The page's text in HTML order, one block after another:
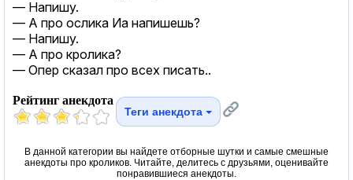
— Напишу.
— А про ослика Иа напишешь?
— Напишу.
— А про кролика?
— Опер сказал про всех писать..
Рейтинг анекдота
Теги анекдота
В данной категории вы найдете отборные шутки и самые смешные
анекдоты про кроликов. Читайте, делитесь с друзьями, оценивайте
понравившиеся анекдоты.